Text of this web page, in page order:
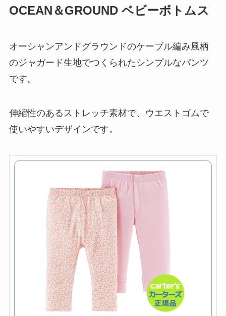
OCEAN＆GROUND ベビーボトムス
オーシャンアンドグラウンドのケーブル編み風柄
のジャガード生地でつくられたシンプルなパンツ
です。
伸縮性のあるストレッチ素材で、ウエストゴムで
使いやすいデザインです。